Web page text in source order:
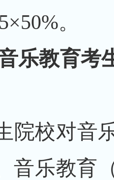
×50%。
乐教育考
院校对音
音乐教育